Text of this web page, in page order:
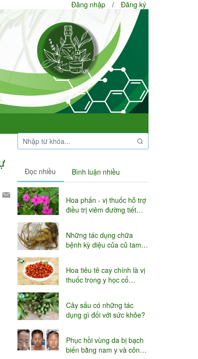
Đăng nhập / Đăng ký
Đọc nhiều Bình luận nhiều
Hoa phấn - vị thuốc hỗ trợ
điều trị viêm đường tiết
Những tác dụng chữa
bệnh kỳ diệu của củ tam
Hoa tiêu tê cay chính là vị
thuốc trong y học cổ
Cây sấu có những tác
dụng gì đối với sức khỏe?
Phục hồi vùng da bị bạch
biến bằng nam y và công